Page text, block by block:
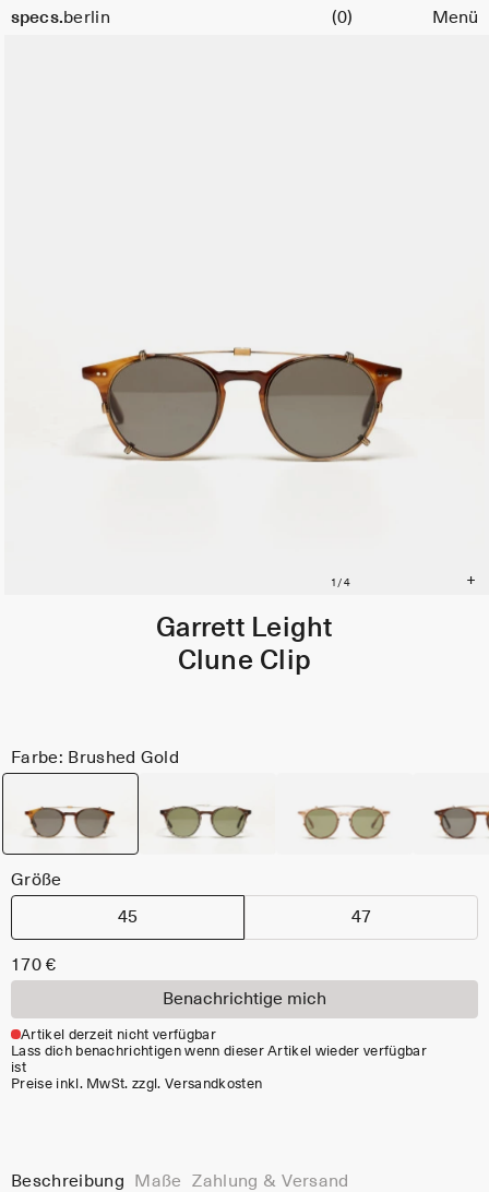
specs.berlin
Warenkorb (0) Menü
Garrett Leight
Clune Clip
Farbe: Brushed Gold
Größe
45 47
170 €
Benachrichtige mich
Artikel derzeit nicht verfügbar
Lass dich benachrichtigen wenn dieser Artikel wieder verfügbar
ist
Preise inkl. MwSt. zzgl. Versandkosten
Beschreibung Maße Zahlung & Versand